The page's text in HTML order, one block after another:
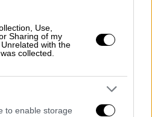
Use,
Sharing of my
with the
collected.
to enable storage